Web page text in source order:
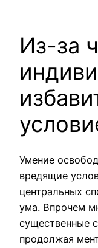
Из-за
Умение
вредящие
центральных
ума. Впрочем
существенные
продолжая